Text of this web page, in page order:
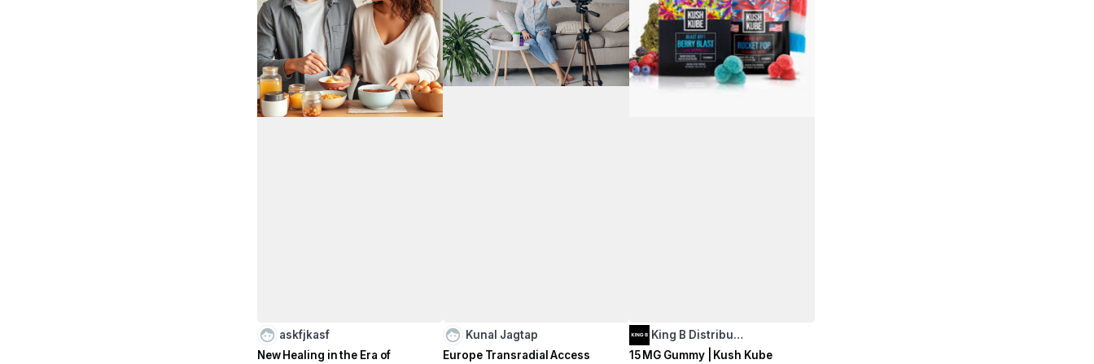
askfjkasf
New Healing in the Era of
Kunal Jagtap
Europe Transradial Access
King B Distribu…
15 MG Gummy | Kush Kube